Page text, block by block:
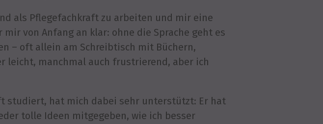
als Pflegefachkraft zu arbeiten und mir eine
von Anfang an klar: ohne die Sprache geht es
– oft allein am Schreibtisch mit Büchern,
leicht, manchmal auch frustrierend, aber ich
studiert, hat mich dabei sehr unterstützt: Er hat
tolle Ideen mitgegeben, wie ich besser